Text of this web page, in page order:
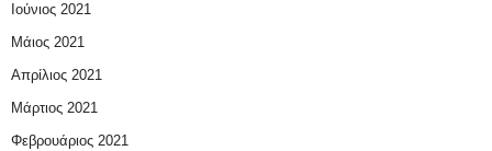
Ιούνιος 2021
Μάιος 2021
Απρίλιος 2021
Μάρτιος 2021
Φεβρουάριος 2021